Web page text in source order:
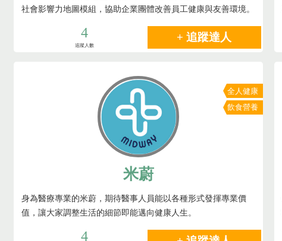
社會影響力地圖模組，協助企業團體改善員工健康與友善環境。
4
追蹤人數
+ 追蹤達人
全人健康
飲食營養
米蔚
身為醫療專業的米蔚，期待醫事人員能以各種形式發揮專業價
值，讓大家調整生活的細節即能邁向健康人生。
4